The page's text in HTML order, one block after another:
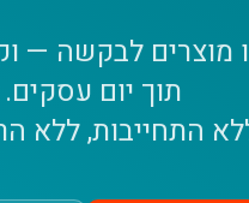
מוצרים לבקשה —
תוך יום עסקים.
התחייבות, ללא